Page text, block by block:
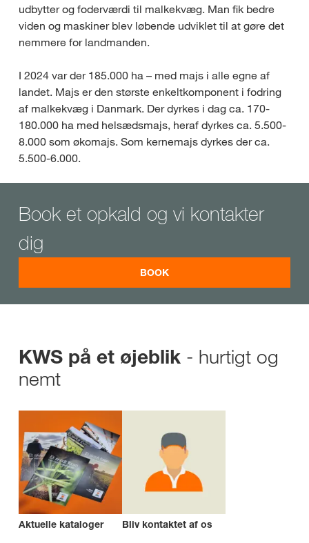
udbytter og foderværdi til malkekvæg. Man fik bedre
viden og maskiner blev løbende udviklet til at gøre det
nemmere for landmanden.
I 2024 var der 185.000 ha – med majs i alle egne af
landet. Majs er den største enkeltkomponent i fodring
af malkekvæg i Danmark. Der dyrkes i dag ca. 170-
180.000 ha med helsædsmajs, heraf dyrkes ca. 5.500-
8.000 som økomajs. Som kernemajs dyrkes der ca.
5.500-6.000.
Book et opkald og vi kontakter
dig
BOOK
KWS på et øjeblik - hurtigt og
nemt
Aktuelle kataloger Bliv kontaktet af os